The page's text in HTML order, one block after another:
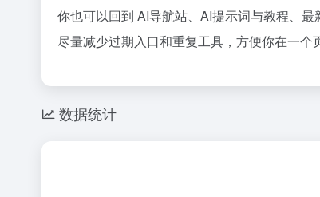
你也可以回到 AI导航站、AI提示词与教程、
尽量减少过期入口和重复工具，方便你在一个
数据统计